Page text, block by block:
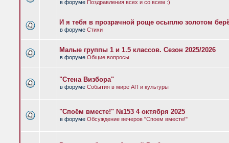
в форуме Поздравления всех и со всем :)
И я тебя в прозрачной роще осыплю золотом
в форуме Стихи
Малые группы 1 и 1.5 классов. Сезон 2025/2026
в форуме Общие вопросы
"Стена Визбора"
в форуме События в мире АП и культуры
"Споём вместе!" №153 4 октября 2025
в форуме Обсуждение вечеров "Споем вместе!"